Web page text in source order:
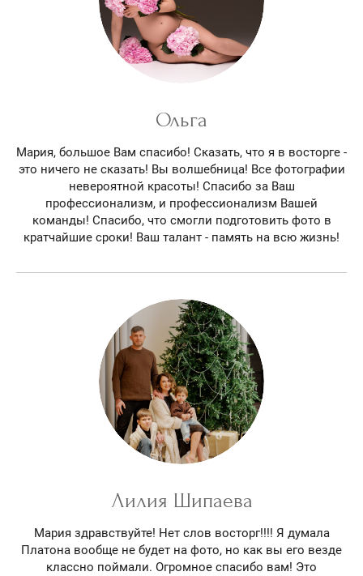
Ольга
Мария, большое Вам спасибо! Сказать, что я в восторге -
это ничего не сказать! Вы волшебница! Все фотографии
невероятной красоты! Спасибо за Ваш
профессионализм, и профессионализм Вашей
команды! Спасибо, что смогли подготовить фото в
кратчайшие сроки! Ваш талант - память на всю жизнь!
Лилия Шипаева
Мария здравствуйте! Нет слов восторг!!!! Я думала
Платона вообще не будет на фото, но как вы его везде
классно поймали. Огромное спасибо вам! Это